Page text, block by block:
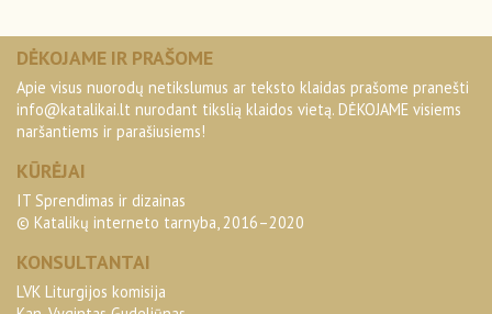
DĖKOJAME IR PRAŠOME
Apie visus nuorodų netikslumus ar teksto klaidas prašome pranešti
info@katalikai.lt nurodant tikslią klaidos vietą. DĖKOJAME visiems
naršantiems ir parašiusiems!
KŪRĖJAI
IT Sprendimas ir dizainas
© Katalikų interneto tarnyba, 2016–2020
KONSULTANTAI
LVK Liturgijos komisija